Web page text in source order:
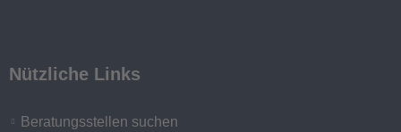
Nützliche Links
Beratungsstellen suchen